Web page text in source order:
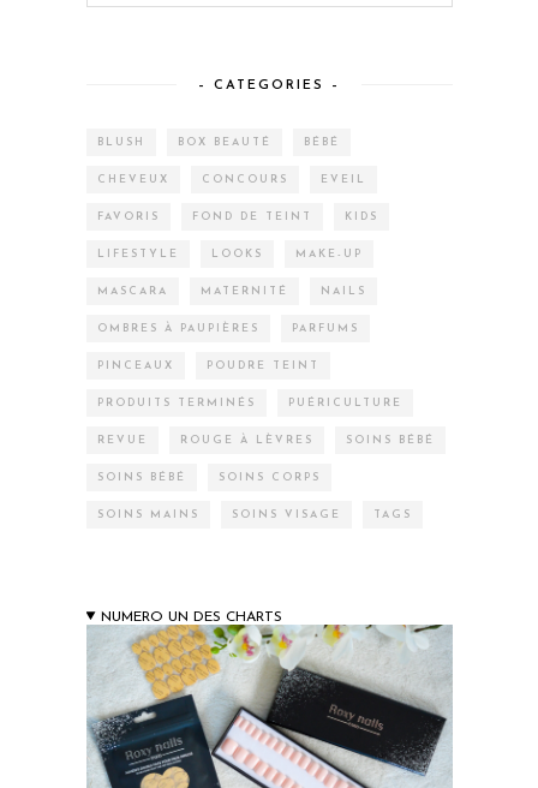
– CATEGORIES –
BLUSH BOX BEAUTÉ BÉBÉ
CHEVEUX CONCOURS EVEIL
FAVORIS FOND DE TEINT KIDS
LIFESTYLE LOOKS MAKE-UP
MASCARA MATERNITÉ NAILS
OMBRES À PAUPIÈRES PARFUMS
PINCEAUX POUDRE TEINT
PRODUITS TERMINÉS PUÉRICULTURE
REVUE ROUGE À LÈVRES SOINS BÉBÉ
SOINS BÉBÉ SOINS CORPS
SOINS MAINS SOINS VISAGE TAGS
NUMERO UN DES CHARTS